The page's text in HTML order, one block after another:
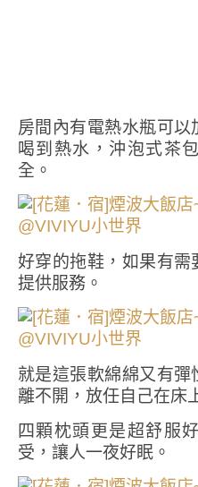
房間內有電熱水瓶可
喝到熱水，沖泡式茶
全。
好穿的拖鞋，如果有
提供服務。
就是這張軟綿綿又有
離不開，放任自己在床
四顆枕頭更是超舒服
受，讓人一夜好眠。